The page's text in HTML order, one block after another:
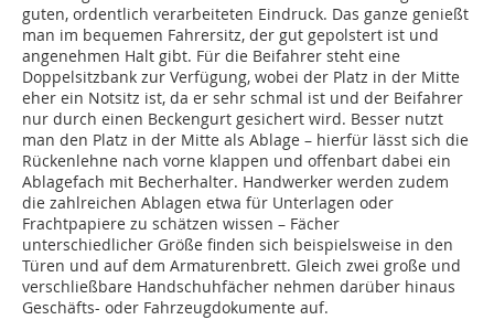
guten, ordentlich verarbeiteten Eindruck. Das ganze genießt
man im bequemen Fahrersitz, der gut gepolstert ist und
angenehmen Halt gibt. Für die Beifahrer steht eine
Doppelsitzbank zur Verfügung, wobei der Platz in der Mitte
eher ein Notsitz ist, da er sehr schmal ist und der Beifahrer
nur durch einen Beckengurt gesichert wird. Besser nutzt
man den Platz in der Mitte als Ablage – hierfür lässt sich die
Rückenlehne nach vorne klappen und offenbart dabei ein
Ablagefach mit Becherhalter. Handwerker werden zudem
die zahlreichen Ablagen etwa für Unterlagen oder
Frachtpapiere zu schätzen wissen – Fächer
unterschiedlicher Größe finden sich beispielsweise in den
Türen und auf dem Armaturenbrett. Gleich zwei große und
verschließbare Handschuhfächer nehmen darüber hinaus
Geschäfts- oder Fahrzeugdokumente auf.